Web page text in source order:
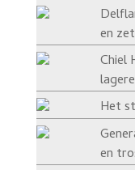
en
Chiel
Het
en